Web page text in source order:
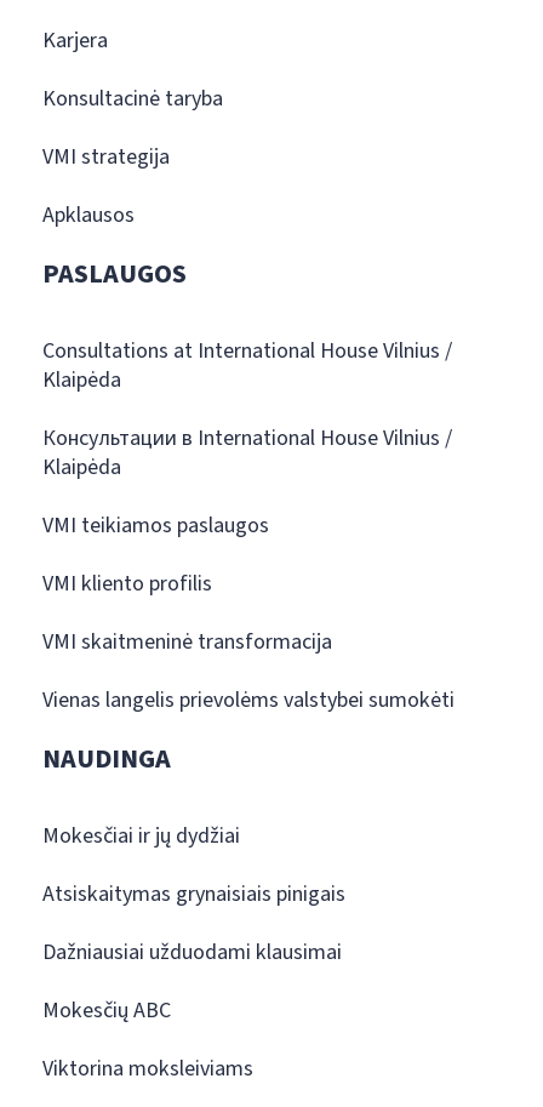
Karjera
Konsultacinė taryba
VMI strategija
Apklausos
PASLAUGOS
Consultations at International House Vilnius /
Klaipėda
Консультации в International House Vilnius /
Klaipėda
VMI teikiamos paslaugos
VMI kliento profilis
VMI skaitmeninė transformacija
Vienas langelis prievolėms valstybei sumokėti
NAUDINGA
Mokesčiai ir jų dydžiai
Atsiskaitymas grynaisiais pinigais
Dažniausiai užduodami klausimai
Mokesčių ABC
Viktorina moksleiviams